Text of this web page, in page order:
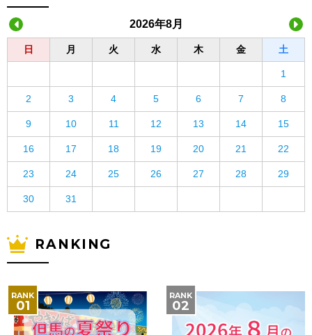
2026年8月
日 月 火 水 木 金 土
1
2 3 4 5 6 7 8
9 10 11 12 13 14 15
16 17 18 19 20 21 22
23 24 25 26 27 28 29
30 31
RANKING